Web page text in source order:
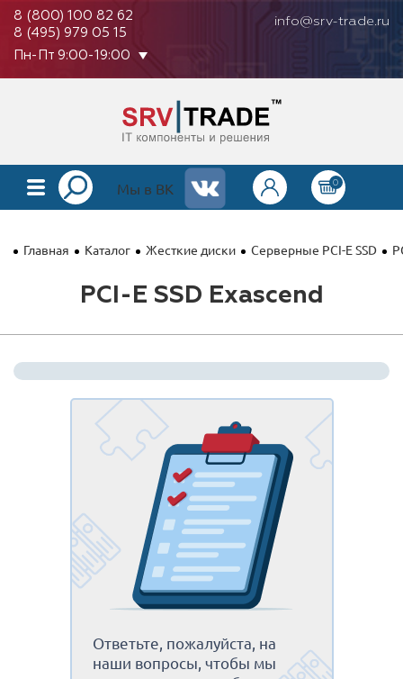
8 (800) 100 82 62
8 (495) 979 05 15
info@srv-trade.ru
Пн-Пт 9:00-19:00
КАТАЛОГ
ГАРАНТИЯ
КОНТАКТЫ
АКЦИИ
Мы в ВК 0
Главная Каталог Жесткие диски Серверные PCI-E SSD
PCI-E SSD Exascend
Ответьте, пожалуйста, на
наши вопросы, чтобы мы